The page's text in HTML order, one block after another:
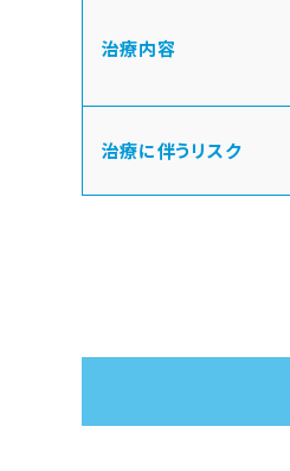
治療内容
治療に伴うリスク